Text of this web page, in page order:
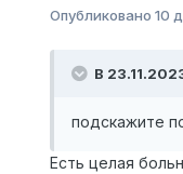
Опубликовано 10
В
подскажите
Есть целая